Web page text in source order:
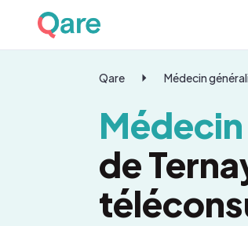
Qare Médecin
de